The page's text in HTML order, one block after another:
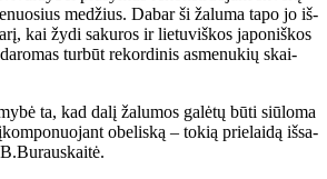
me­džius. Da­bar ši ža­lu­ma ta­po jo iš­
kai žy­di sa­ku­ros ir lie­tu­viš­kos ja­po­niš­kos
tur­būt re­kor­di­nis as­me­nu­kių skai­
ta, kad da­lį ža­lu­mos galėtų būti siū­lo­ma
obe­lis­ką – to­kią prie­lai­dą iš­sa­